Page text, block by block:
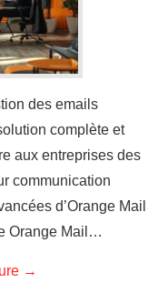
des emails
complète et
aux entreprises des
communication
d’Orange Mail
Orange Mail…
→